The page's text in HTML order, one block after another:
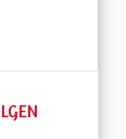
DES